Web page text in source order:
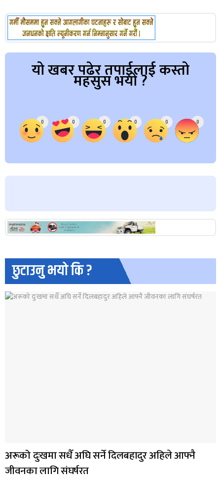
यो खबर पढेर तपाईलाई कस्तो
महसुस भयो ?
0 0 0 0 0 0
छुटाउनु भयो कि ?
अरूको दुःखमा सधैँ अघि सर्ने दिलबहादुर अहिले आफ्नै
जीवनका लागि संघर्षरत